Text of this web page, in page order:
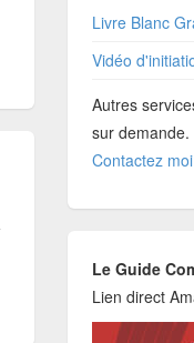
Livre Blanc
Vidéo
Autres
sur demande.
Contactez
Le Guide
Lien direct